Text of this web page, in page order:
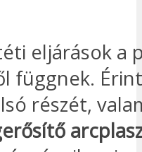
eljárások a
függnek.
részét,